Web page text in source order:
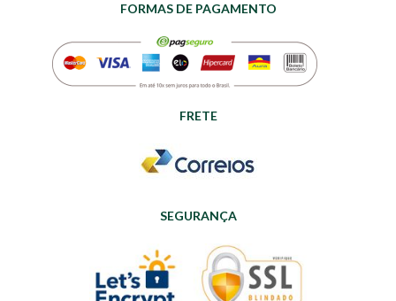
FORMAS DE PAGAMENTO
FRETE
SEGURANÇA